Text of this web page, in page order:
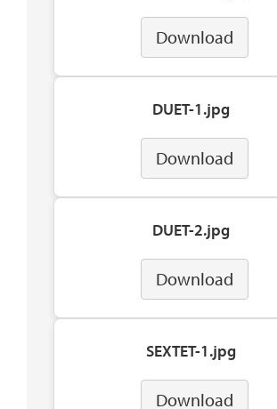
Download
DUET-1.jpg
Download
DUET-2.jpg
Download
SEXTET-1.jpg
Download